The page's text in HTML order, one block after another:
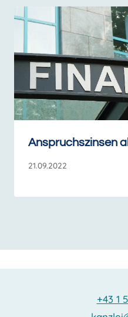
Anspruchszinsen
21.09.2022
+43 1